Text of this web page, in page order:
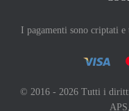
I pagamenti sono criptati
© 2016 - 2026 Tutti i diritti